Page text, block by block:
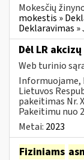
Mokesčių
mokestis »
Deklaravimas »
Dėl LR
Web turinio
Informuojame,
Lietuvos
pakeitimas Nr.
Pakeitimu nuo
Metai: 2023
Fiziniams